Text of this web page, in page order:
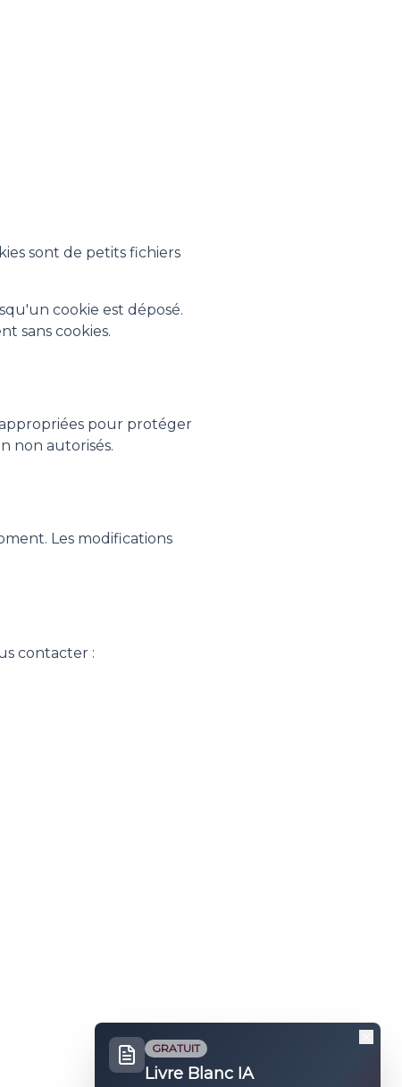
sont de petits fichiers
cookie est déposé.
sans cookies.
pour protéger
non autorisés.
Les modifications
contacter :
GRATUIT
Livre Blanc IA